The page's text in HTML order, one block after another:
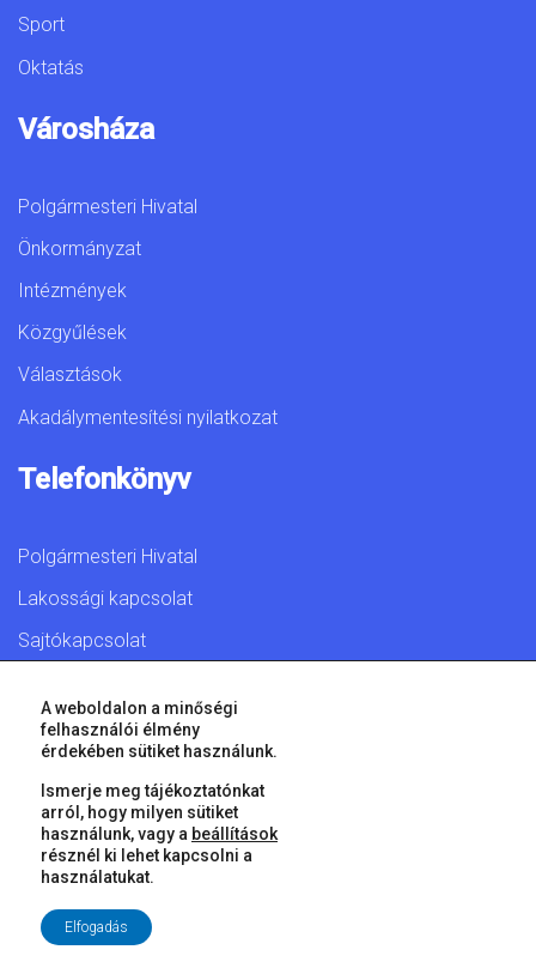
Sport
Oktatás
Városháza
Polgármesteri Hivatal
Önkormányzat
Intézmények
Közgyűlések
Választások
Akadálymentesítési nyilatkozat
Telefonkönyv
Polgármesteri Hivatal
Lakossági kapcsolat
Sajtókapcsolat
© 2026 Győr Megyei Jogú Város • Minden jog fenntartva!
A weboldalon a minőségi
felhasználói élmény
érdekében sütiket használunk.
Ismerje meg tájékoztatónkat
arról, hogy milyen sütiket
használunk, vagy a beállítások
résznél ki lehet kapcsolni a
használatukat.
Elfogadás